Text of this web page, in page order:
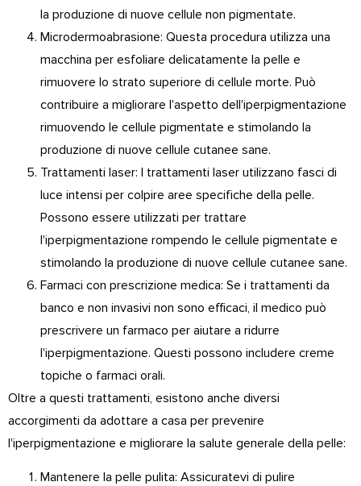
la produzione di nuove cellule non pigmentate.
Microdermoabrasione: Questa procedura utilizza una
macchina per esfoliare delicatamente la pelle e
rimuovere lo strato superiore di cellule morte. Può
contribuire a migliorare l'aspetto dell'iperpigmentazione
rimuovendo le cellule pigmentate e stimolando la
produzione di nuove cellule cutanee sane.
Trattamenti laser: I trattamenti laser utilizzano fasci di
luce intensi per colpire aree specifiche della pelle.
Possono essere utilizzati per trattare
l'iperpigmentazione rompendo le cellule pigmentate e
stimolando la produzione di nuove cellule cutanee sane.
Farmaci con prescrizione medica: Se i trattamenti da
banco e non invasivi non sono efficaci, il medico può
prescrivere un farmaco per aiutare a ridurre
l'iperpigmentazione. Questi possono includere creme
topiche o farmaci orali.
Oltre a questi trattamenti, esistono anche diversi
accorgimenti da adottare a casa per prevenire
l'iperpigmentazione e migliorare la salute generale della pelle:
Mantenere la pelle pulita: Assicuratevi di pulire